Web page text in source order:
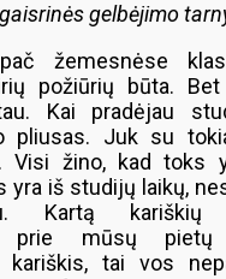
gelbėjimo
žemesnėse
požiūrių būta.
Kai pradėjau
pliusas. Juk su
Visi žino, kad toks
yra iš studijų laikų,
Kartą kariškių
prie mūsų
kariškis, tai vos